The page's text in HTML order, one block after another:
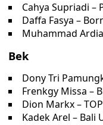
Cahya Supriadi –
Daffa Fasya –
Muhammad
Bek
Dony Tri
Frenkgy Missa –
Dion Markx –
Kadek Arel – Bali